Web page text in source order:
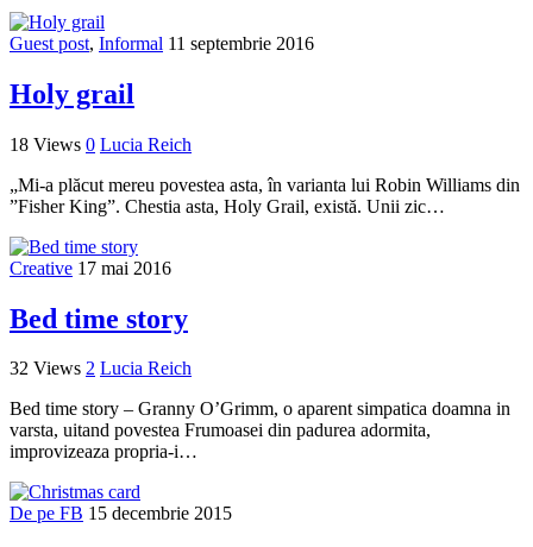
Guest post, Informal 11 septembrie 2016
Holy grail
18 Views 0 Lucia Reich
„Mi-a plăcut mereu povestea asta, în varianta lui Robin Williams din
”Fisher King”. Chestia asta, Holy Grail, există. Unii zic…
Creative 17 mai 2016
Bed time story
32 Views 2 Lucia Reich
Bed time story – Granny O’Grimm, o aparent simpatica doamna in
varsta, uitand povestea Frumoasei din padurea adormita,
improvizeaza propria-i…
De pe FB 15 decembrie 2015